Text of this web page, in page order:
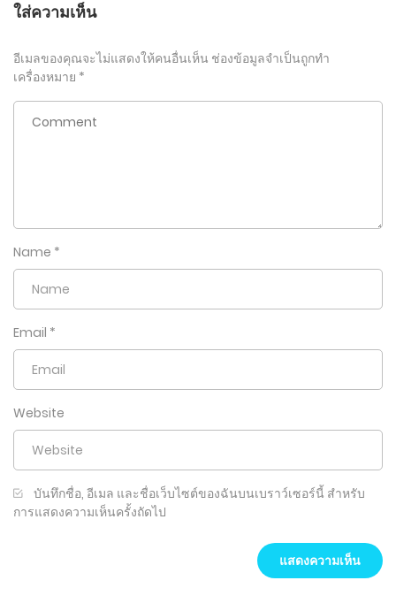
ใส่ความเห็น
อีเมลของคุณจะไม่แสดงให้คนอื่นเห็น ช่องข้อมูลจำเป็นถูกทำ
เครื่องหมาย *
Name *
Email *
Website
บันทึกชื่อ, อีเมล และชื่อเว็บไซต์ของฉันบนเบราว์เซอร์นี้ สำหรับ
การแสดงความเห็นครั้งถัดไป